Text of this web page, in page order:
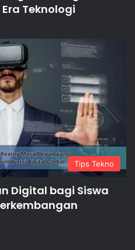
Teknologi
Tips Tekno
Digital bagi Siswa